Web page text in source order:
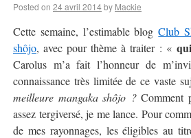
Posted on 24 avril 2014by Mackie
Cette semaine, l’estimable blogClub
shôjo, avec pour thème à traiter : «
Carolus m’a fait l’honneur de
connaissance très limitée de ce vaste
meilleure mangaka shôjo ?Comment
assez tergiversé, je me lance. Pour
de mes rayonnages, les éligibles au